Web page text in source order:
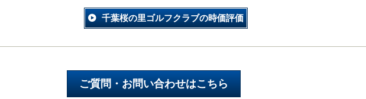
千葉桜の里ゴルフクラブの時価評価